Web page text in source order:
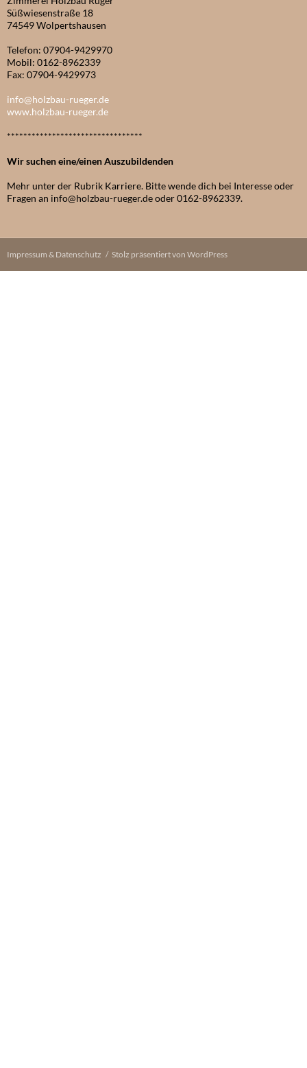
Süßwiesenstraße 18
74549 Wolpertshausen
Telefon: 07904-9429970
Mobil: 0162-8962339
Fax: 07904-9429973
info@holzbau-rueger.de
www.holzbau-rueger.de
*********************************
Wir suchen eine/einen Auszubildenden
Mehr unter der Rubrik Karriere. Bitte wende dich bei Interesse oder
Fragen an info@holzbau-rueger.de oder 0162-8962339.
Impressum & Datenschutz Stolz präsentiert von WordPress